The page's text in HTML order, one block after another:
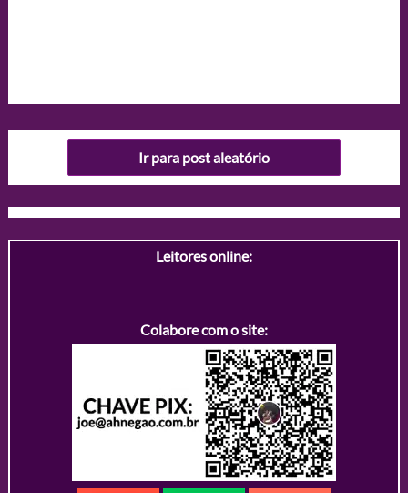
Ir para post aleatório
Leitores online:
Colabore com o site: